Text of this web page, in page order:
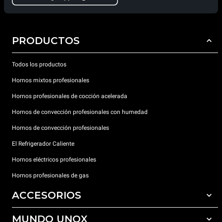
PRODUCTOS
Todos los productos
Hornos mixtos profesionales
Hornos profesionales de cocción acelerada
Hornos de convección profesionales con humedad
Hornos de convección profesionales
El Refrigerador Caliente
Hornos eléctricos profesionales
Hornos profesionales de gas
ACCESORIOS
Todos los accesorios
MUNDO UNOX